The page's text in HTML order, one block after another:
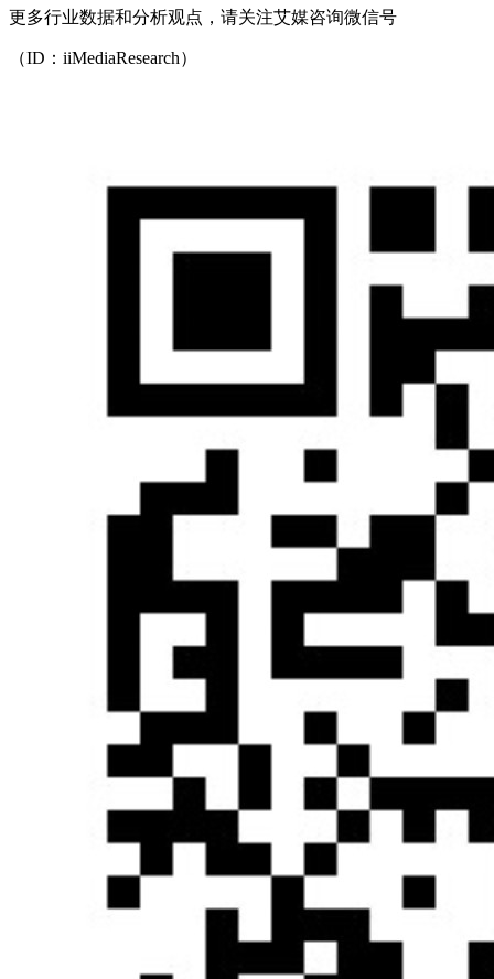
更多行业数据和分析观点，请关注艾媒咨询微信号
（ID：iiMediaResearch）